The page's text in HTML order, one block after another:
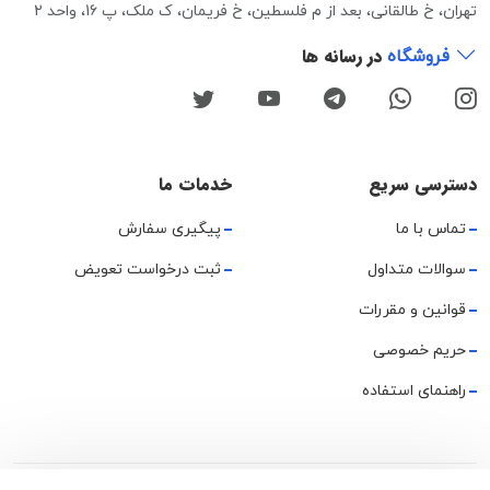
تهران، خ طالقانی، بعد از م فلسطین، خ فریمان، ک ملک، پ 16، واحد 2
فروشگاه در رسانه ها
دسترسی سریع
تماس با ما
سوالات متداول
قوانین و مقررات
حریم خصوصی
راهنمای استفاده
خدمات ما
پیگیری سفارش
ثبت درخواست تعویض